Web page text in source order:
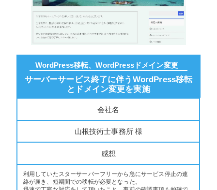
WordPress移転、WordPressドメイン変更
サーバーサービス終了に伴うWordPress移転
とドメイン変更を実施
会社名
山根技術士事務所 様
感想
利用していたスターサーバーフリーから急にサービス停止の連
絡が届き、短期間での移転が必要となった。